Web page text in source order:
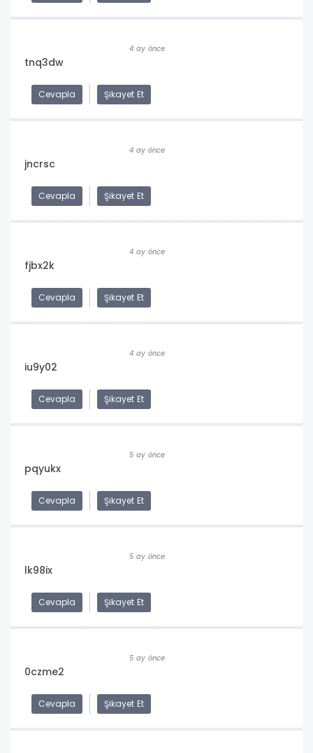
4 ay önce
tnq3dw
Cevapla Şikayet Et
4 ay önce
jncrsc
Cevapla Şikayet Et
4 ay önce
fjbx2k
Cevapla Şikayet Et
4 ay önce
iu9y02
Cevapla Şikayet Et
5 ay önce
pqyukx
Cevapla Şikayet Et
5 ay önce
lk98ix
Cevapla Şikayet Et
5 ay önce
0czme2
Cevapla Şikayet Et